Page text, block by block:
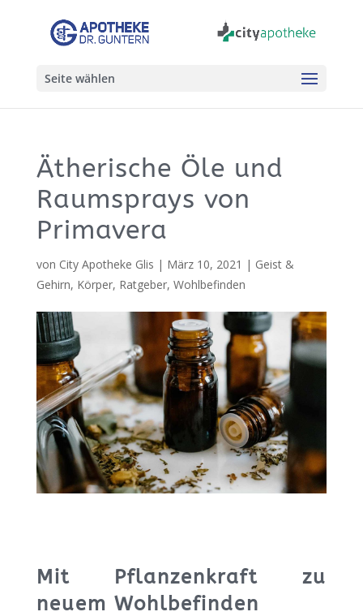
Seite wählen
Ätherische Öle und
Raumsprays von
Primavera
von City Apotheke Glis | März 10, 2021 | Geist &
Gehirn, Körper, Ratgeber, Wohlbefinden
Mit Pflanzenkraft zu
neuem Wohlbefinden